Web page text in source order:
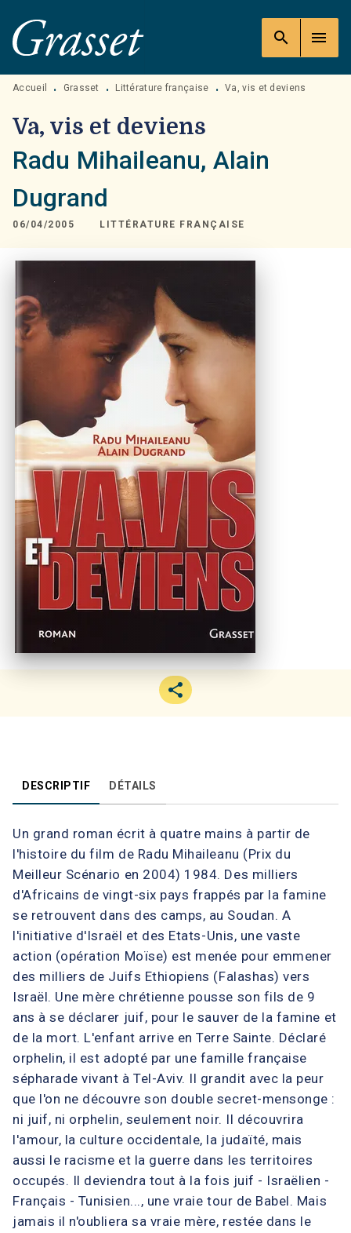
MENU RECHERCHE
PIED DE PAGE
search menu
Accueil • Grasset • Littérature française • Va, vis et deviens
Va, vis et deviens
Radu Mihaileanu, Alain
Dugrand
06/04/2005 LITTÉRATURE FRANÇAISE
DESCRIPTIF DÉTAILS
Un grand roman écrit à quatre mains à partir de
l'histoire du film de Radu Mihaileanu (Prix du
Meilleur Scénario en 2004) 1984. Des milliers
d'Africains de vingt-six pays frappés par la famine
se retrouvent dans des camps, au Soudan. A
l'initiative d'Israël et des Etats-Unis, une vaste
action (opération Moïse) est menée pour emmener
des milliers de Juifs Ethiopiens (Falashas) vers
Israël. Une mère chrétienne pousse son fils de 9
ans à se déclarer juif, pour le sauver de la famine et
de la mort. L'enfant arrive en Terre Sainte. Déclaré
orphelin, il est adopté par une famille française
sépharade vivant à Tel-Aviv. Il grandit avec la peur
que l'on ne découvre son double secret-mensonge :
ni juif, ni orphelin, seulement noir. Il découvrira
l'amour, la culture occidentale, la judaïté, mais
aussi le racisme et la guerre dans les territoires
occupés. Il deviendra tout à la fois juif - Israëlien -
Français - Tunisien..., une vraie tour de Babel. Mais
jamais il n'oubliera sa vraie mère, restée dans le